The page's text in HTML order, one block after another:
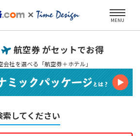
MENU
航空券 がセットでお得
会社を選べる「航空券＋ホテル」
してください